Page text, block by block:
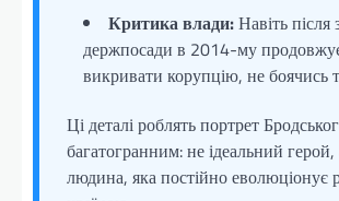
Критика влади:Навіть після
держпосади в 2014-му
викривати корупцію, не боячись
Ці деталі роблять портрет
багатогранним: не ідеальний герой,
людина, яка постійно еволюціонує